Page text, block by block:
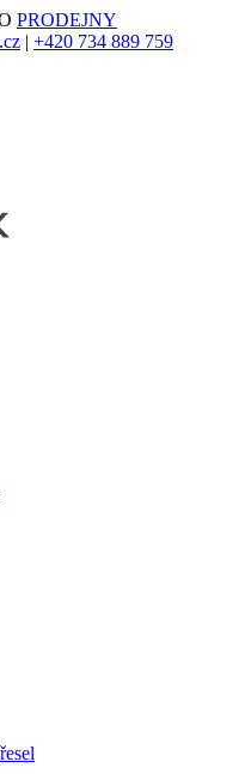
PRODEJNY
| +420 734 889 759